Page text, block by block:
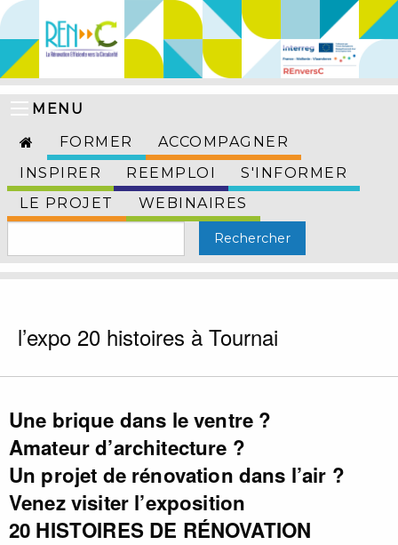
MENU
FORMER
ACCOMPAGNER
INSPIRER
REEMPLOI
S'INFORMER
LE PROJET
WEBINAIRES
l’expo 20 histoires à Tournai
Une brique dans le ventre ?
Amateur d’architecture ?
Un projet de rénovation dans l’air ?
Venez visiter l’exposition
20 HISTOIRES DE RÉNOVATION